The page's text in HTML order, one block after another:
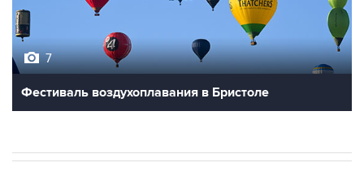
Фестиваль воздухоплавания в Бристоле